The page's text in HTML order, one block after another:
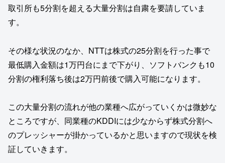
取引所も5分割を超える大量分割は自粛を要請していま
す。
その様な状況のなか、NTTは株式の25分割を行った事で
最低購入金額は1万円台にまで下がり、ソフトバンクも10
分割の権利落ち後は2万円前後で購入可能になります。
この大量分割の流れが他の業種へ広がっていくかは微妙な
ところですが、同業種のKDDIには少なからず株式分割へ
のプレッシャーが掛かっているかと思いますので現状を検
証していきます。